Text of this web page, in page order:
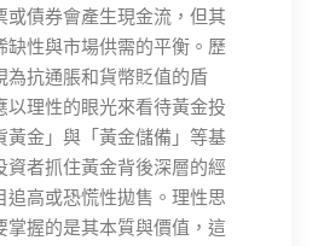
或債券會產生現金流，但其
缺性與市場供需的平衡。歷
為抗通脹和貨幣貶值的盾
以理性的眼光來看待黃金投
黃金」與「黃金儲備」等基
資者抓住黃金背後深層的經
追高或恐慌性拋售。理性思
掌握的是其本質與價值，這